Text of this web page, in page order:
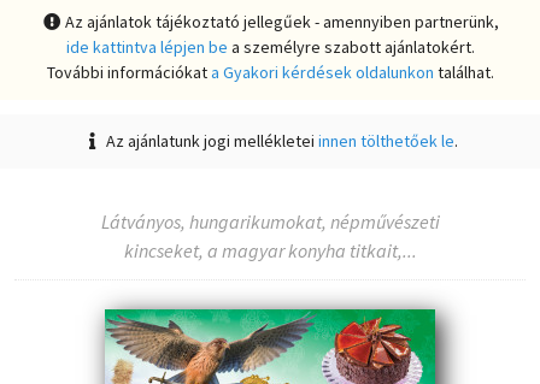
Az ajánlatok tájékoztató jellegűek - amennyiben partnerünk,
ide kattintva lépjen be a személyre szabott ajánlatokért.
További információkata Gyakori kérdések oldalunkon találhat.
Az ajánlatunk jogi mellékleteiinnen tölthetőek le.
Látványos, hungarikumokat, népművészeti
kincseket, a magyar konyha titkait,...